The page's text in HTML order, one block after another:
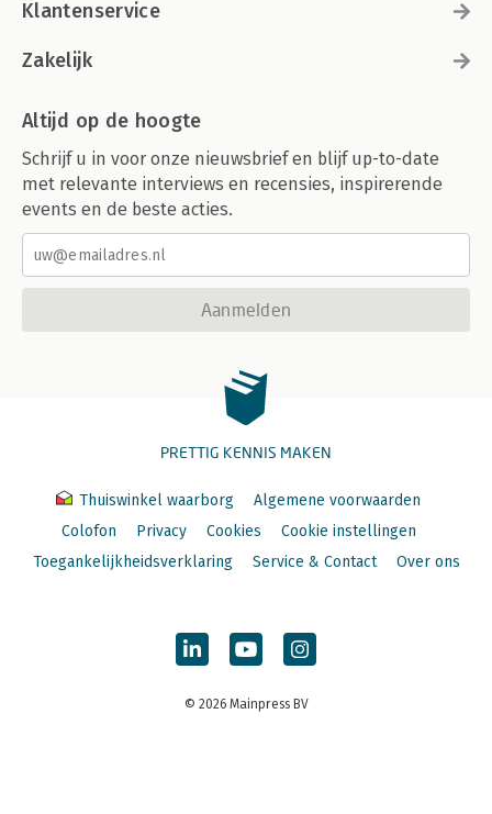
Klantenservice
Zakelijk
Altijd op de hoogte
Schrijf u in voor onze nieuwsbrief en blijf up-to-date
met relevante interviews en recensies, inspirerende
events en de beste acties.
Aanmelden
PRETTIG KENNIS MAKEN
Thuiswinkel waarborg
Algemene voorwaarden
Colofon
Privacy Cookies
Cookie instellingen
Toegankelijkheidsverklaring
Service & Contact Over ons
© 2026 Mainpress BV